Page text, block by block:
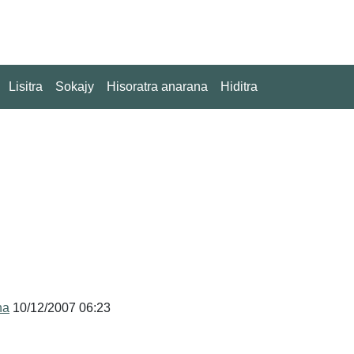
Lisitra Sokajy Hisoratra anarana Hiditra
10/12/2007 06:23